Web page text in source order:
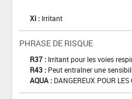
Xi : Irritant
PHRASE DE RISQUE
R37 : Irritant pour les voies
R43 : Peut entraîner une
AQUA : DANGEREUX POUR